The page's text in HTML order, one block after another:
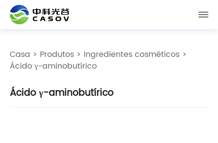
Casa > Produtos > Ingredientes cosméticos >
Ácido γ-aminobutírico
Ácido γ-aminobutírico